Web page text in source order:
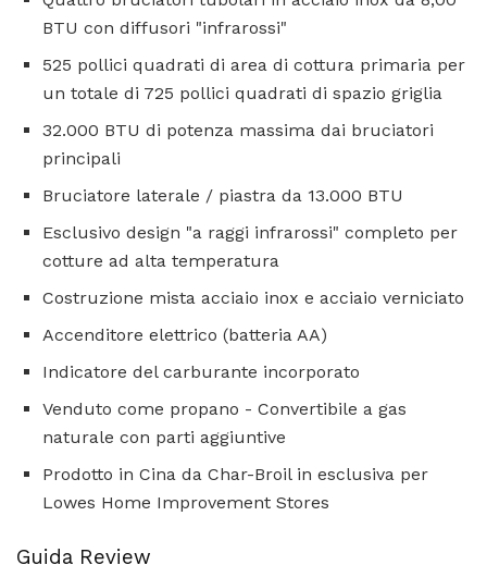
BTU con diffusori "infrarossi"
525 pollici quadrati di area di cottura primaria per
un totale di 725 pollici quadrati di spazio griglia
32.000 BTU di potenza massima dai bruciatori
principali
Bruciatore laterale / piastra da 13.000 BTU
Esclusivo design "a raggi infrarossi" completo per
cotture ad alta temperatura
Costruzione mista acciaio inox e acciaio verniciato
Accenditore elettrico (batteria AA)
Indicatore del carburante incorporato
Venduto come propano - Convertibile a gas
naturale con parti aggiuntive
Prodotto in Cina da Char-Broil in esclusiva per
Lowes Home Improvement Stores
Guida Review